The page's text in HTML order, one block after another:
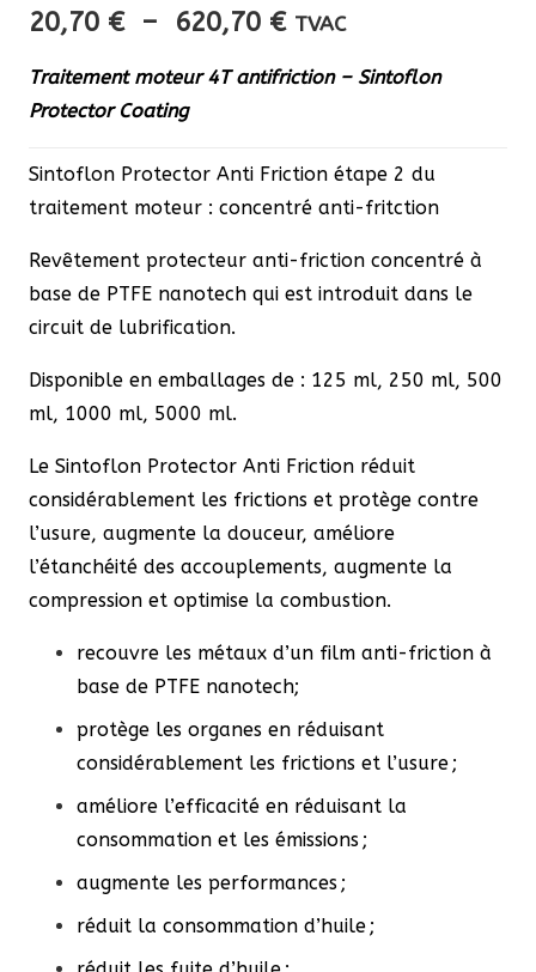
20,70 € – 620,70 €Plage
prix :
620,70 €
TVAC
Traitement moteur 4T antifriction – Sintoflon
Protector Coating
Sintoflon Protector Anti Friction étape 2 du
traitement moteur : concentré anti-fritction
Revêtement protecteur anti-friction concentré à
base de PTFE nanotech qui est introduit dans le
circuit de lubrification.
Disponible en emballages de : 125 ml, 250 ml, 500
ml, 1000 ml, 5000 ml.
Le Sintoflon Protector Anti Friction réduit
considérablement les frictions et protège contre
l’usure, augmente la douceur, améliore
l’étanchéité des accouplements, augmente la
compression et optimise la combustion.
recouvre les métaux d’un film anti-friction à
base de PTFE nanotech;
protège les organes en réduisant
considérablement les frictions et l’usure ;
améliore l’efficacité en réduisant la
consommation et les émissions ;
augmente les performances ;
réduit la consommation d’huile ;